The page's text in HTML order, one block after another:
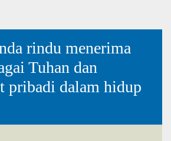
rindu menerima
Tuhan dan
pribadi dalam hidup